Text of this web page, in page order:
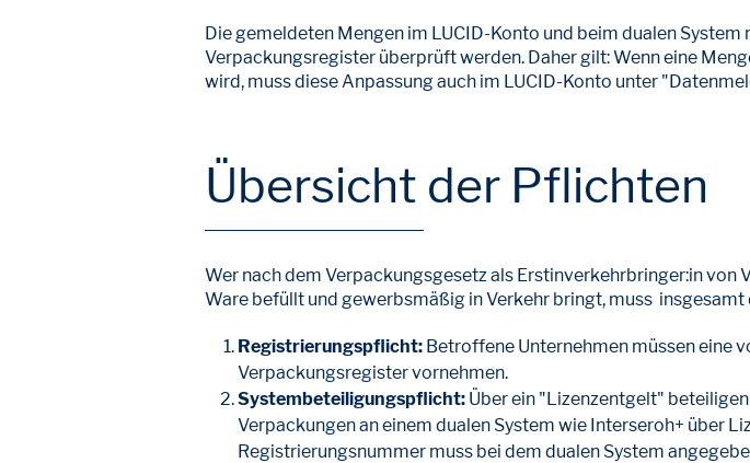
Die gemeldeten Mengen im LUCID-Konto und beim dualen
Verpackungsregister überprüft werden. Daher gilt: Wenn eine
wird, muss diese Anpassung auch im LUCID-Konto unter
Übersicht der Pflichten
Wer nach dem Verpackungsgesetz als Erstinverkehrbringer:in
Ware befüllt und gewerbsmäßig in Verkehr bringt, muss
Registrierungspflicht: Betroffene Unternehmen müssen eine
Verpackungsregister vornehmen.
Systembeteiligungspflicht: Über ein "Lizenzentgelt"
Verpackungen an einem dualen System wie Interseroh+ über
Registrierungsnummer muss bei dem dualen System